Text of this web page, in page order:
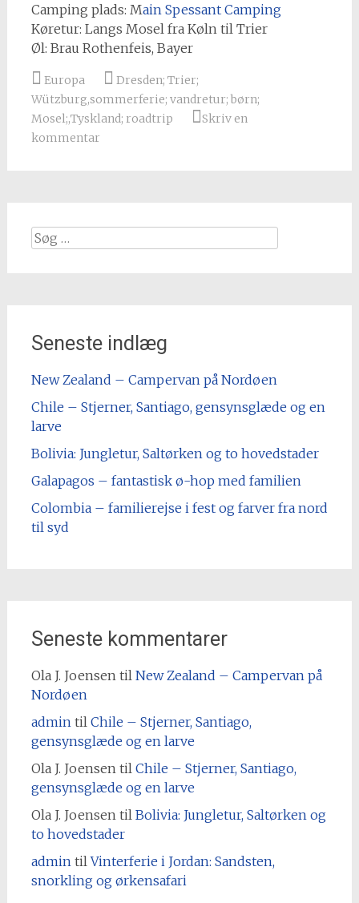
Camping plads: Main Spessant Camping
Køretur: Langs Mosel fra Køln til Trier
Øl: Brau Rothenfeis, Bayer
Europa
Dresden; Trier;
Wützburg,sommerferie; vandretur; børn;
Mosel;,Tyskland; roadtrip
Skriv en
kommentar
Søg
Seneste indlæg
New Zealand – Campervan på Nordøen
Chile – Stjerner, Santiago, gensynsglæde og en
larve
Bolivia: Jungletur, Saltørken og to hovedstader
Galapagos – fantastisk ø-hop med familien
Colombia – familierejse i fest og farver fra nord
til syd
Seneste kommentarer
Ola J. Joensentil New Zealand – Campervan på
Nordøen
admintil Chile – Stjerner, Santiago,
gensynsglæde og en larve
Ola J. Joensentil Chile – Stjerner, Santiago,
gensynsglæde og en larve
Ola J. Joensentil Bolivia: Jungletur, Saltørken og
to hovedstader
admintilVinterferie i Jordan: Sandsten,
snorkling og ørkensafari